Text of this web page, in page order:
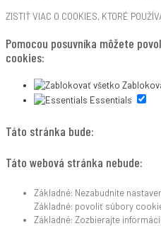
ZISTIŤ VIAC O COOKIES, KTORÉ
Pomocou posuvníka môžete
cookies:
Essentials
Táto stránka bude:
Táto webová stránka nebude:
Základné: Nezabudnite
Základné: povoliť súbory
Základné: Zozbierajte